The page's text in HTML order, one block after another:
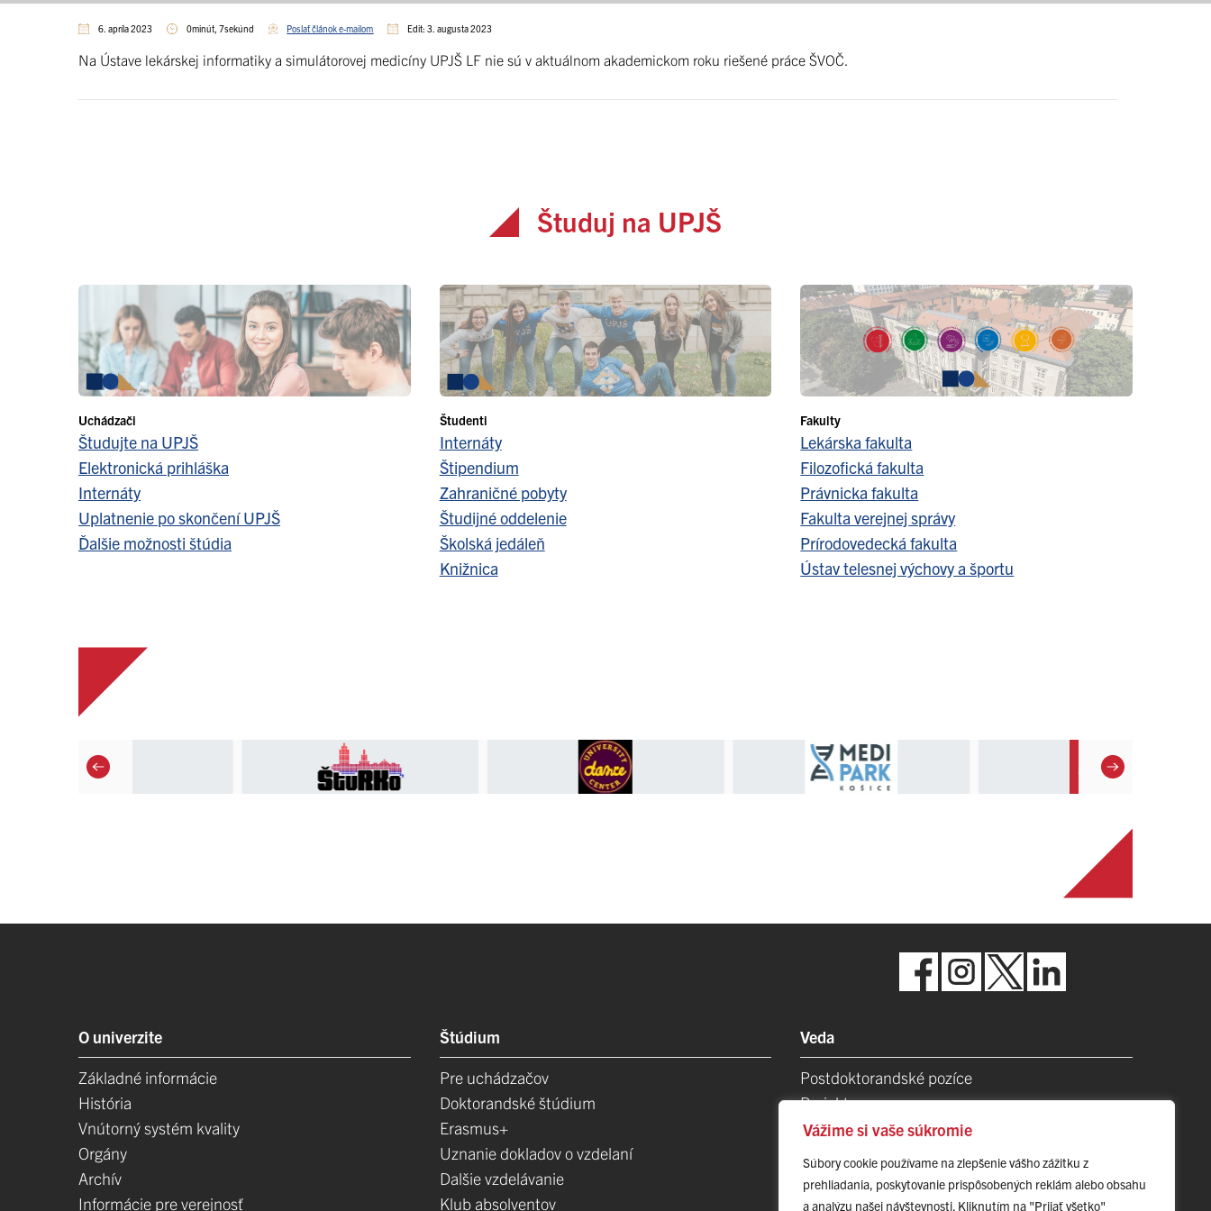
Vážime si vaše súkromie
Súbory cookie používame na zlepšenie vášho zážitku z
prehliadania, poskytovanie prispôsobených reklám alebo obsahu
a analýzu našej návštevnosti. Kliknutím na "Prijať všetko"
6. apríla 2023 0minút, 7sekúnd Poslať článok e-mailom Edit: 3. augusta 2023
Na Ústave lekárskej informatiky a simulátorovej medicíny UPJŠ LF nie sú v aktuálnom akademickom roku riešené práce ŠVOČ.
Študuj na UPJŠ
Uchádzači
Študujte na UPJŠ
Elektronická prihláška
Internáty
Uplatnenie po skončení UPJŠ
Ďalšie možnosti štúdia
Študenti
Internáty
Štipendium
Zahraničné pobyty
Študijné oddelenie
Školská jedáleň
Knižnica
Fakulty
Lekárska fakulta
Filozofická fakulta
Právnicka fakulta
Fakulta verejnej správy
Prírodovedecká fakulta
Ústav telesnej výchovy a športu
O univerzite
Základné informácie
História
Vnútorný systém kvality
Orgány
Archív
Informácie pre verejnosť
Štúdium
Pre uchádzačov
Doktorandské štúdium
Erasmus+
Uznanie dokladov o vzdelaní
Dalšie vzdelávanie
Klub absolventov
Veda
Postdoktorandské pozíce
Projekty
Špičkové tímy
Vedecké parky
Evidencia publikačnej činnosti